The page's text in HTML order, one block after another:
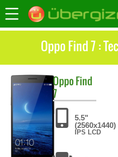
Oppo Find 7 :
OppoFind
7
5.5"
(2560x1440)
IPS LCD